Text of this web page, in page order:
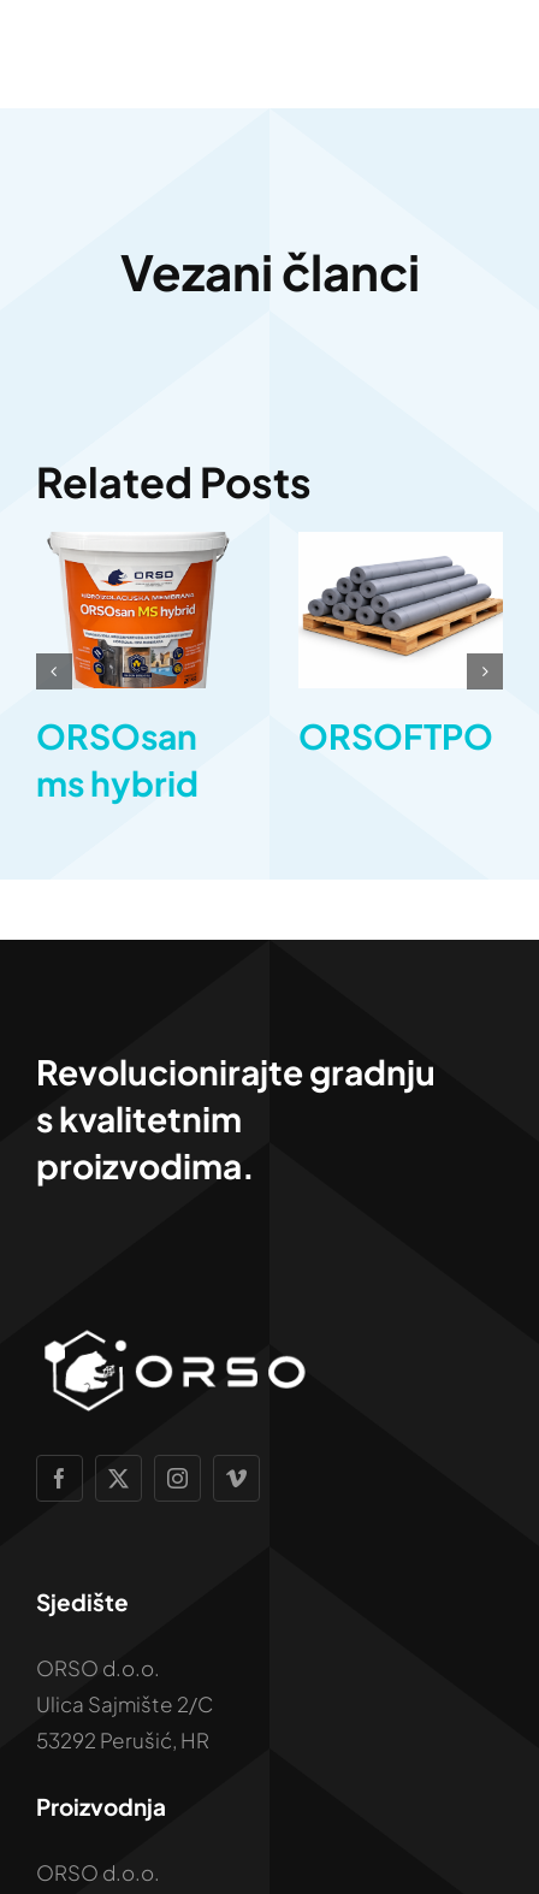
Vezani članci
Related Posts
ORSOsan
ms hybrid
ORSOFTPO
Revolucionirajte gradnju
s kvalitetnim
proizvodima.
Sjedište
ORSO d.o.o.
Ulica Sajmište 2/C
53292 Perušić, HR
Proizvodnja
ORSO d.o.o.